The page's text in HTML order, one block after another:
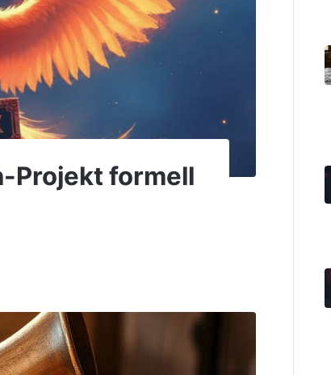
Projekt formell